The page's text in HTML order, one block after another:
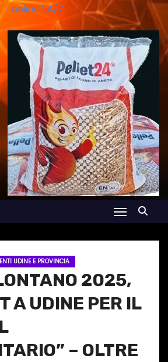
online 24/7
UDINE E PROVINCIA
2025,
A UDINE PER IL
– OLTRE